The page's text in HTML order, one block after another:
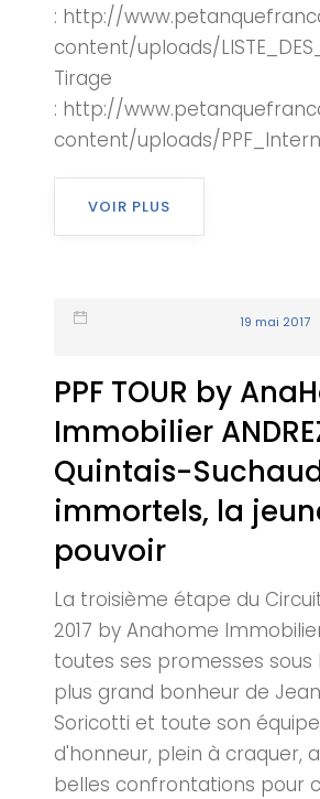
: http://
content/uploads/
Tirage
: http://
content/uploads/
VOIR PLUS
19 mai 2017
PPF TOUR by
Immobilier
Quintais-
immortels, la
pouvoir
La troisième étape du Circuit
2017 by Anahome
toutes ses promesses sous
plus grand bonheur de
Soricotti et toute son
d'honneur, plein à craquer,
belles confrontations pour